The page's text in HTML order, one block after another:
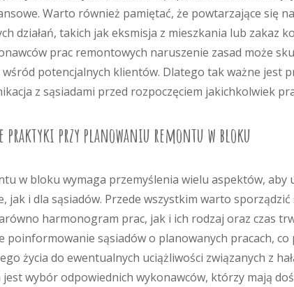
Warto również pamiętać, że powtarzające się
działań, takich jak eksmisja z mieszkania lub zakaz
prac remontowych naruszenie zasad może
potencjalnych klientów. Dlatego tak ważne jest
z sąsiadami przed rozpoczęciem jakichkolwiek
praktyki przy planowaniu remontu w bloku
w bloku wymaga przemyślenia wielu aspektów, aby
jak i dla sąsiadów. Przede wszystkim warto sporządzić
harmonogram prac, jak i ich rodzaj oraz czas
poinformowanie sąsiadów o planowanych pracach,
życia do ewentualnych uciążliwości związanych z
wybór odpowiednich wykonawców, którzy mają